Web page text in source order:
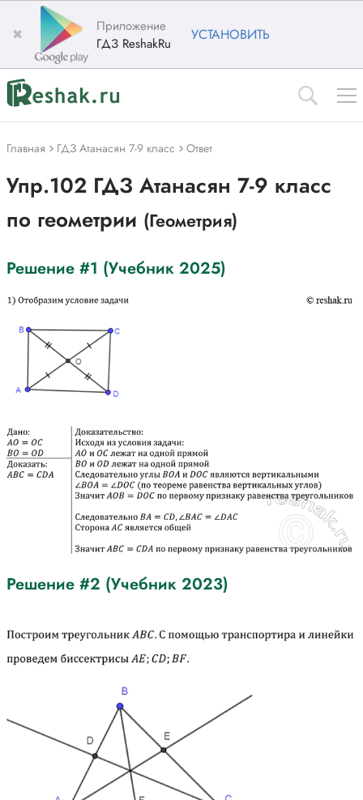
✖
Приложение
ГДЗ ReshakRu
УСТАНОВИТЬ
Главная ГДЗ Атанасян 7-9 класс Ответ
Упр.102 ГДЗ Атанасян 7-9 класс
по геометрии (Геометрия)
Решение #1 (Учебник 2025)
Решение #2 (Учебник 2023)